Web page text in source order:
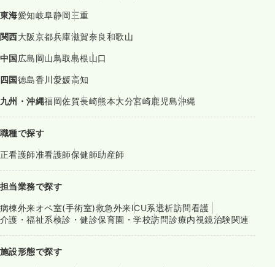
東海愛知岐阜静岡三重
関西大阪京都兵庫滋賀奈良和歌山
中国 広島 岡山鳥取島根山口
四国徳島香川 愛媛高知
九州・沖縄福岡佐賀長崎熊本大分宮崎鹿児島沖縄
職種で探す
正看護師准看護師保健師助産師
担当業務で探す
病棟外来オペ室(手術室)救急外来ICU系透析訪問看護
介護・福祉系検診・健診保育園・学校訪問診療内視鏡治験関連
施設形態で探す